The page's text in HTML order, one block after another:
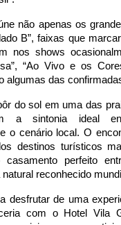
não apenas os
B”, faixas que
nos shows
“Ao Vivo e os
algumas das
do sol em uma das
a sintonia ideal
o cenário local. O
destinos turísticos
casamento perfeito
reconhecido
desfrutar de uma
com o Hotel Vila